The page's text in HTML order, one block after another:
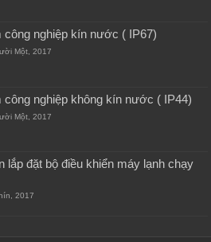
công nghiệp kín nước ( IP67)
Một, 2017
công nghiệp không kín nước ( IP44)
Một, 2017
lắp đặt bộ điều khiển máy lạnh chạy
2017